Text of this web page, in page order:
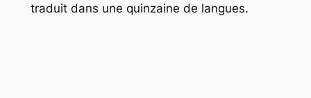
traduit dans une quinzaine de langues.